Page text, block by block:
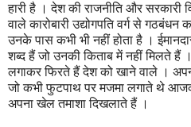
हारी है । देश की राजनीति और सरकारी
वाले कारोबारी उद्योगपति वर्ग से
उनके पास कभी भी नहीं होता है ।
शब्द हैं जो उनकी किताब में नहीं मिलते हैं
लगाकर फिरते हैं देश को खाने वाले ।
जो कभी फुटपाथ पर मजमा लगाते थे
अपना खेल तमाशा दिखलाते हैं ।